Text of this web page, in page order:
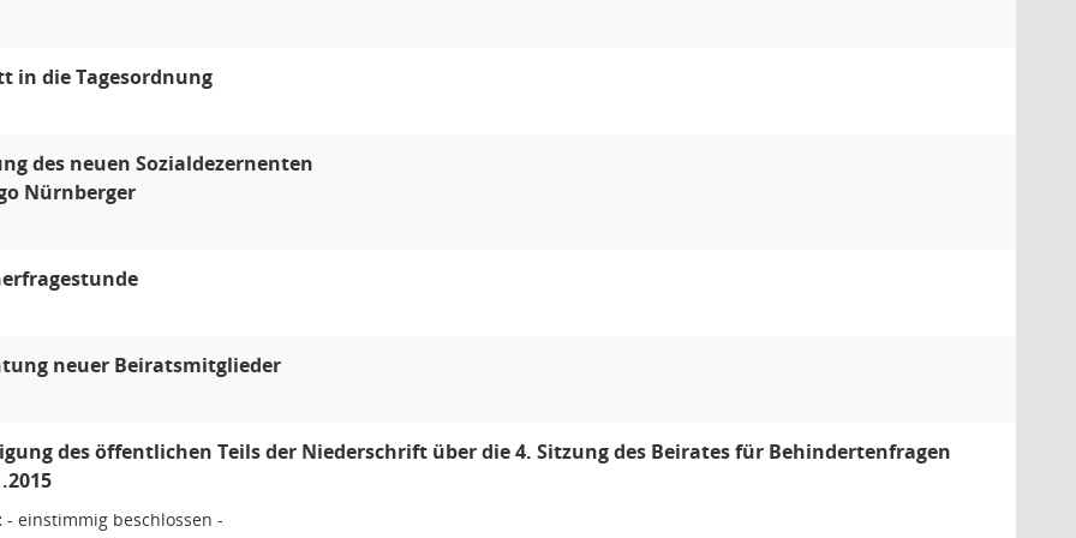
in die Tagesordnung
des neuen Sozialdezernenten
Nürnberger
neuer Beiratsmitglieder
des öffentlichen Teils der Niederschrift über die 4. Sitzung des Beirates für Behindertenfragen
- einstimmig beschlossen -